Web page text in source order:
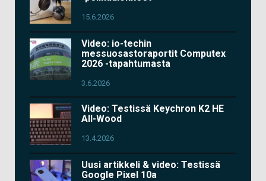
15.6.2026
Video: io-techin
messuosastoraportit Computex
2026 -tapahtumasta
3.6.2026
Video: Testissä Keychron K2 HE
All-Wood
13.4.2026
Uusi artikkeli & video: Testissä
Google Pixel 10a